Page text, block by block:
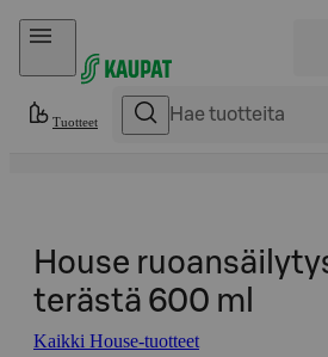
Hyppää sisältöön
Tuotteet
House
terästä 600 ml
Kaikki House-tuotteet